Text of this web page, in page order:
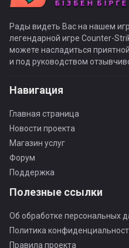
Рады видеть Вас на нашем
легендарной игре Counter-
можете насладиться
и под руководством
Навигация
Главная страница
Новости проекта
Магазин услуг
Форум
Поддержка
Полезные ссылки
Об обработке персональных
Политика
Правила проекта